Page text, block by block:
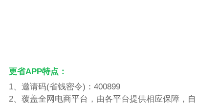
更省APP特点：
1、邀请码(省钱密令)：400899
2、覆盖全网电商平台，由各平台提供相应保障，自